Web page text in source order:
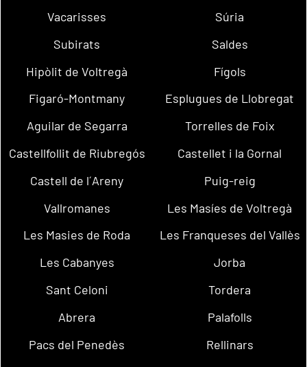
Vacarisses
Súria
Subirats
Saldes
Hipòlit de Voltregà
Fígols
Figaró-Montmany
Esplugues de Llobregat
Aguilar de Segarra
Torrelles de Foix
Castellfollit de Riubregós
Castellet i la Gornal
Castell de l´Areny
Puig-reig
Vallromanes
Les Masíes de Voltregà
Les Masies de Roda
Les Franqueses del Vallès
Les Cabanyes
Jorba
Sant Celoni
Tordera
Abrera
Palafolls
Pacs del Penedès
Rellinars